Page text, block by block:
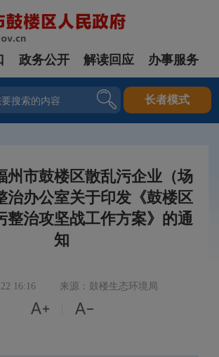
政务公开 解读回应 办事服务
长者模式
州市鼓楼区散乱污企业（场
治办公室关于印发《鼓楼区
整治攻坚战工作方案》的通
知
16:16 来源：鼓楼生态环境局
 